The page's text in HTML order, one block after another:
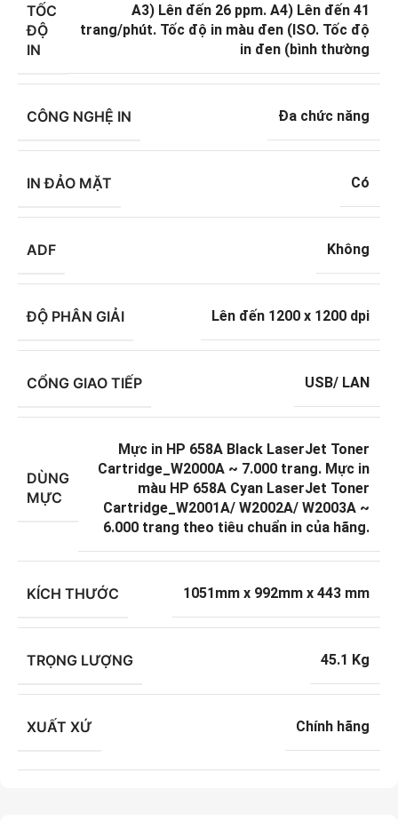
TỐC
ĐỘ
IN
A3) Lên đến 26 ppm. A4) Lên đến 41
trang/phút. Tốc độ in màu đen (ISO. Tốc độ
in đen (bình thường
CÔNG NGHỆ IN Đa chức năng
IN ĐẢO MẶT Có
ADF Không
ĐỘ PHÂN GIẢI Lên đến 1200 x 1200 dpi
CỔNG GIAO TIẾP USB/ LAN
DÙNG
MỰC
Mực in HP 658A Black LaserJet Toner
Cartridge_W2000A ~ 7.000 trang. Mực in
màu HP 658A Cyan LaserJet Toner
Cartridge_W2001A/ W2002A/ W2003A ~
6.000 trang theo tiêu chuẩn in của hãng.
KÍCH THƯỚC 1051mm x 992mm x 443 mm
TRỌNG LƯỢNG 45.1 Kg
XUẤT XỨ Chính hãng